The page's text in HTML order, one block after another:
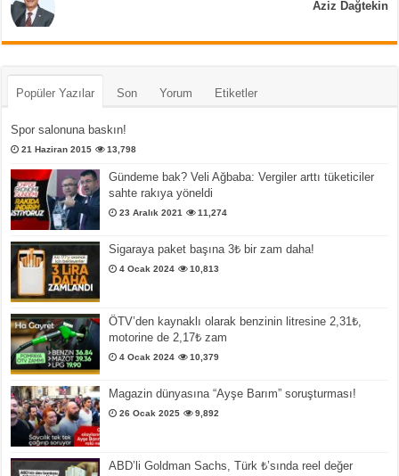
Aziz Dağtekin
Popüler Yazılar Son Yorum Etiketler
Spor salonuna baskın!
21 Haziran 2015 13,798
Gündeme bak? Veli Ağbaba: Vergiler arttı tüketiciler
sahte rakıya yöneldi
23 Aralık 2021 11,274
Sigaraya paket başına 3₺ bir zam daha!
4 Ocak 2024 10,813
ÖTV’den kaynaklı olarak benzinin litresine 2,31₺,
motorine de 2,17₺ zam
4 Ocak 2024 10,379
Magazin dünyasına “Ayşe Barım” soruşturması!
26 Ocak 2025 9,892
ABD’li Goldman Sachs, Türk ₺’sında reel değer